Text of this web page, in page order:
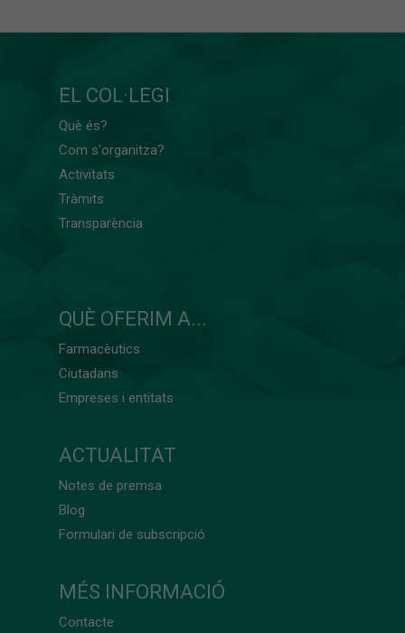
EL COL·LEGI
Què és?
Com s'organitza?
Activitats
Tràmits
Transparència
QUÈ OFERIM A...
Farmacèutics
Ciutadans
Empreses i entitats
ACTUALITAT
Notes de premsa
Blog
Formulari de subscripció
MÉS INFORMACIÓ
Contacte